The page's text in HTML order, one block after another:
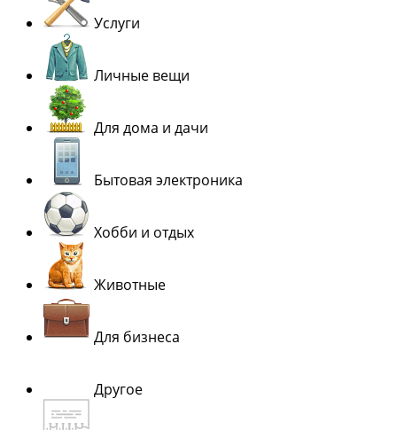
Услуги
Личные вещи
Для дома и дачи
Бытовая электроника
Хобби и отдых
Животные
Для бизнеса
Другое